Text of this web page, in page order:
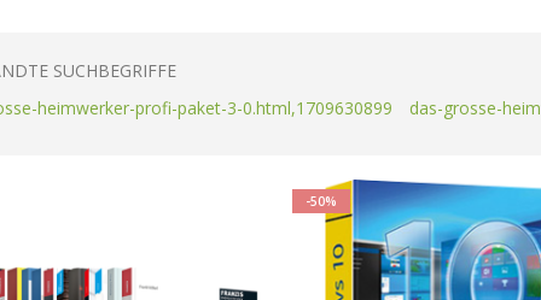
SUCHBEGRIFFE
heimwerker-profi-paket-3-0.html,1709630899
das-grosse-
-50%